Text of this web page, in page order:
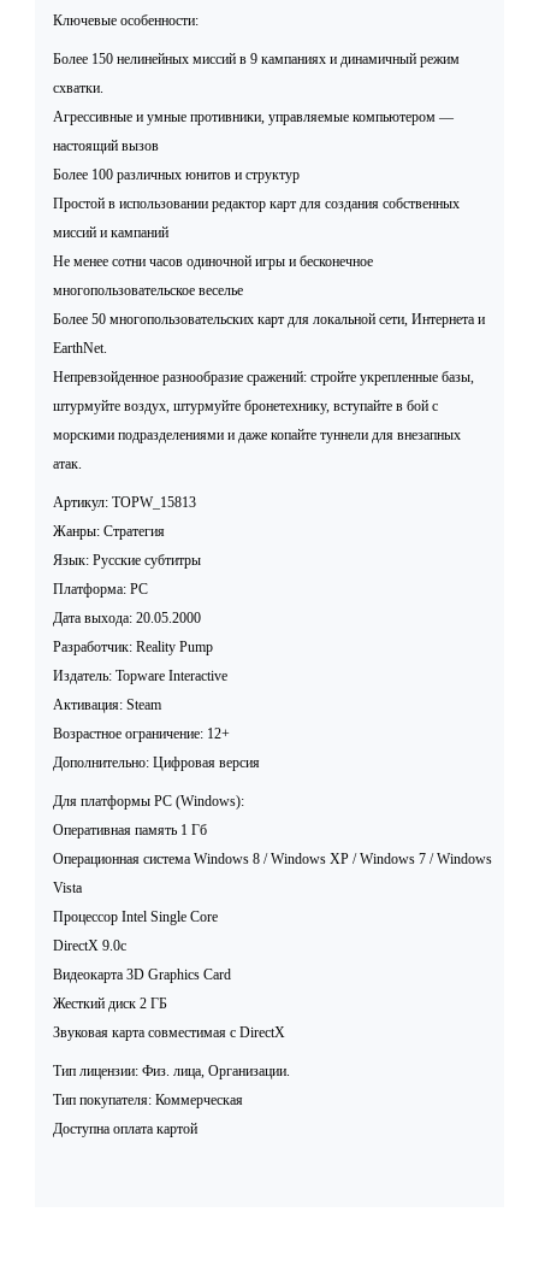
Ключевые особенности:
Более 150 нелинейных миссий в 9 кампаниях и динамичный режим
схватки.
Агрессивные и умные противники, управляемые компьютером —
настоящий вызов
Более 100 различных юнитов и структур
Простой в использовании редактор карт для создания собственных
миссий и кампаний
Не менее сотни часов одиночной игры и бесконечное
многопользовательское веселье
Более 50 многопользовательских карт для локальной сети, Интернета и
EarthNet.
Непревзойденное разнообразие сражений: стройте укрепленные базы,
штурмуйте воздух, штурмуйте бронетехнику, вступайте в бой с
морскими подразделениями и даже копайте туннели для внезапных
атак.
Артикул: TOPW_15813
Жанры: Стратегия
Язык: Русские субтитры
Платформа: PC
Дата выхода: 20.05.2000
Разработчик: Reality Pump
Издатель: Topware Interactive
Активация: Steam
Возрастное ограничение: 12+
Дополнительно: Цифровая версия
Для платформы PC (Windows):
Оперативная память 1 Гб
Операционная система Windows 8 / Windows XP / Windows 7 / Windows
Vista
Процессор Intel Single Core
DirectX 9.0c
Видеокарта 3D Graphics Card
Жесткий диск 2 ГБ
Звуковая карта совместимая c DirectX
Тип лицензии: Физ. лица, Организации.
Тип покупателя: Коммерческая
Доступна оплата картой